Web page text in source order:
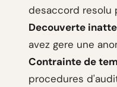
desaccord resolu
Decouverte
avez gere une
Contrainte de
procedures